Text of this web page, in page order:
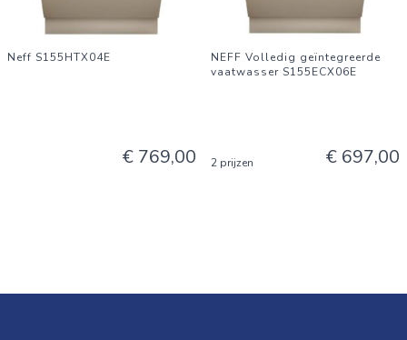
Neff S155HTX04E
€ 769,00
NEFF Volledig geïntegreerde
vaatwasser S155ECX06E
2 prijzen € 697,00